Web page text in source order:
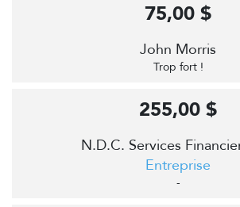
John Morris
Trop fort !
75,00 $
N.D.C. Services
Entreprise
-
255,00 $